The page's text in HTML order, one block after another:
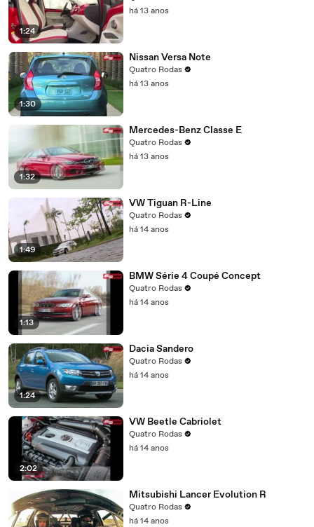
1:24
há 13 anos
1:30
Nissan Versa Note
Quatro Rodas
há 13 anos
1:32
Mercedes-Benz Classe E
Quatro Rodas
há 13 anos
1:49
VW Tiguan R-Line
Quatro Rodas
há 14 anos
1:13
BMW Série 4 Coupé Concept
Quatro Rodas
há 14 anos
1:24
Dacia Sandero
Quatro Rodas
há 14 anos
2:02
VW Beetle Cabriolet
Quatro Rodas
há 14 anos
Mitsubishi Lancer Evolution R
Quatro Rodas
há 14 anos